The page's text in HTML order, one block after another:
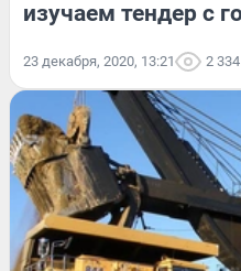
изучаем тендер с
23 декабря, 2020, 13:21 2 334